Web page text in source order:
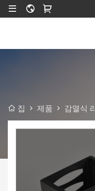
집 제품 감열식